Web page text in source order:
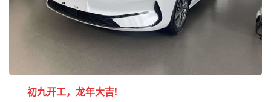
初九开工，龙年大吉!